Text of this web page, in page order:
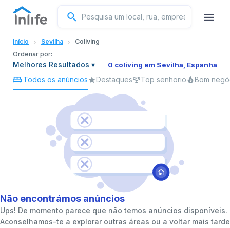
Início Sevilha
Coliving
Ordenar por:
Melhores Resultados ▾ 0 coliving em Sevilha, Espanha
Todos os anúncios Destaques Top senhorio Bom
Não encontrámos anúncios
Ups! De momento parece que não temos anúncios disponíveis.
Aconselhamos-te a explorar outras áreas ou a voltar mais tarde
Inglês
Português
Italiano
Espanhol